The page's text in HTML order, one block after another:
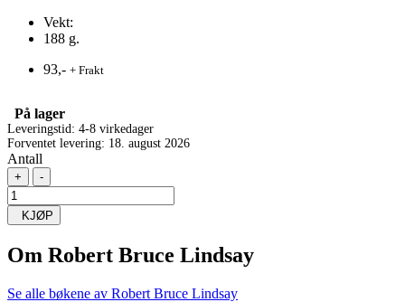
Vekt:
188 g.
93,- + Frakt
På lager
Leveringstid: 4-8 virkedager
Forventet levering: 18. august 2026
Antall
+ -
KJØP
Om Robert Bruce Lindsay
Se alle bøkene av Robert Bruce Lindsay